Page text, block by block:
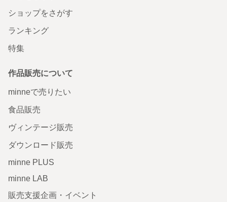
ショップをさがす
ランキング
特集
作品販売について
minneで売りたい
食品販売
ヴィンテージ販売
ダウンロード販売
minne PLUS
minne LAB
販売支援企画・イベント